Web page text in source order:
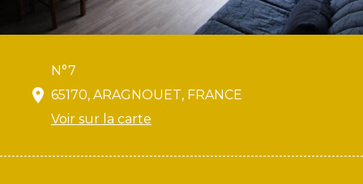
N°7
65170, ARAGNOUET, FRANCE
Voir sur la carte